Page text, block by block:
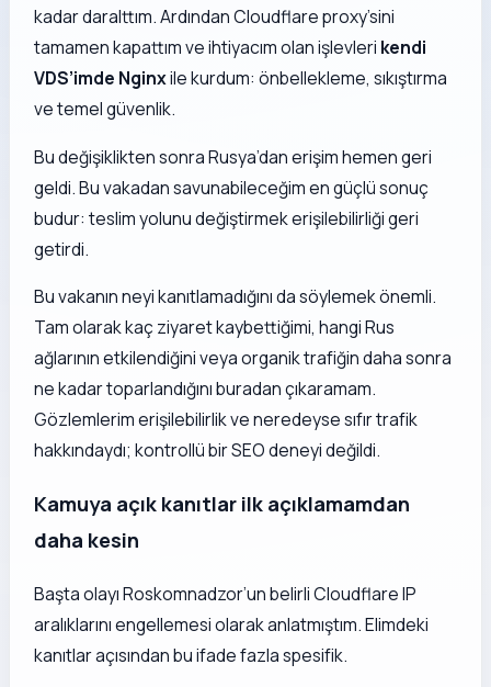
kadar daralttım. Ardından Cloudflare proxy’sini
tamamen kapattım ve ihtiyacım olan işlevleri kendi
VDS’imde Nginxile kurdum: önbellekleme, sıkıştırma
ve temel güvenlik.
Bu değişiklikten sonra Rusya’dan erişim hemen geri
geldi. Bu vakadan savunabileceğim en güçlü sonuç
budur: teslim yolunu değiştirmek erişilebilirliği geri
getirdi.
Bu vakanın neyi kanıtlamadığını da söylemek önemli.
Tam olarak kaç ziyaret kaybettiğimi, hangi Rus
ağlarının etkilendiğini veya organik trafiğin daha sonra
ne kadar toparlandığını buradan çıkaramam.
Gözlemlerim erişilebilirlik ve neredeyse sıfır trafik
hakkındaydı; kontrollü bir SEO deneyi değildi.
Kamuya açık kanıtlar ilk açıklamamdan
daha kesin
Başta olayı Roskomnadzor’un belirli Cloudflare IP
aralıklarını engellemesi olarak anlatmıştım. Elimdeki
kanıtlar açısından bu ifade fazla spesifik.